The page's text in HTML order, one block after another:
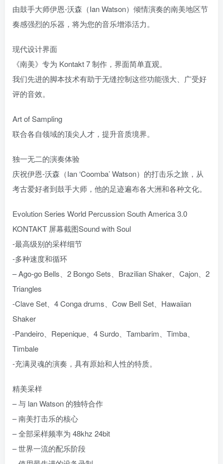
由鼓手大师伊恩-沃森（Ian Watson）倾情演奏的南美地区节
奏感强烈的乐器，将为您的音乐增添活力。
现代设计界面
《南美》专为 Kontakt 7 制作，界面简单直观。
我们先进的脚本技术有助于无缝控制这些功能强大、广受好
评的音效。
Art of Sampling
联合各自领域的顶尖人才，提升音质境界。
独一无二的演奏体验
庆祝伊恩-沃森（Ian ‘Coomba’ Watson）的打击乐之旅，从
考古爱好者到鼓手大师，他的足迹遍布各大洲和各种文化。
Evolution Series World Percussion South America 3.0
KONTAKT 屏幕截图Sound with Soul
-最高级别的采样细节
-多种速度和循环
– Ago-go Bells、2 Bongo Sets、Brazilian Shaker、Cajon、2
Triangles
-Clave Set、4 Conga drums、Cow Bell Set、Hawaiian
Shaker
-Pandeiro、Repenique、4 Surdo、Tambarim、Timba、
Timbale
-充满灵魂的演奏，具有原始和人性的特质。
精美采样
– 与 lan Watson 的独特合作
– 南美打击乐的核心
– 全部采样频率为 48khz 24bit
– 世界一流的配乐阶段